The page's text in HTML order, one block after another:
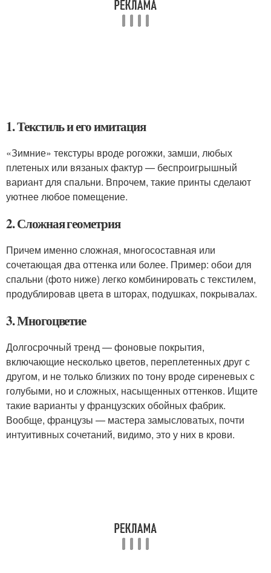
1. Текстиль и его имитация
«Зимние» текстуры вроде рогожки, замши, любых
плетеных или вязаных фактур — беспроигрышный
вариант для спальни. Впрочем, такие принты сделают
уютнее любое помещение.
2. Сложная геометрия
Причем именно сложная, многосоставная или
сочетающая два оттенка или более. Пример: обои для
спальни (фото ниже) легко комбинировать с текстилем,
продублировав цвета в шторах, подушках, покрывалах.
3. Многоцветие
Долгосрочный тренд — фоновые покрытия,
включающие несколько цветов, переплетенных друг с
другом, и не только близких по тону вроде сиреневых с
голубыми, но и сложных, насыщенных оттенков. Ищите
такие варианты у французских обойных фабрик.
Вообще, французы — мастера замысловатых, почти
интуитивных сочетаний, видимо, это у них в крови.